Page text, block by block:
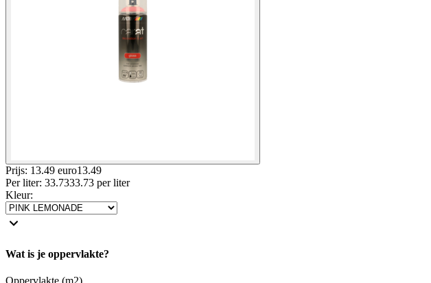
Prijs: 13.49 euro13.49
Per liter: 33.7333.73 per liter
Kleur:
Wat is je oppervlakte?